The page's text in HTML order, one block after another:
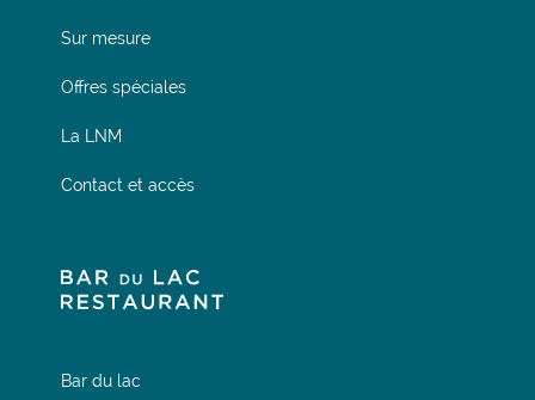
Sur mesure
Offres spéciales
La LNM
Contact et accès
Bar du lac